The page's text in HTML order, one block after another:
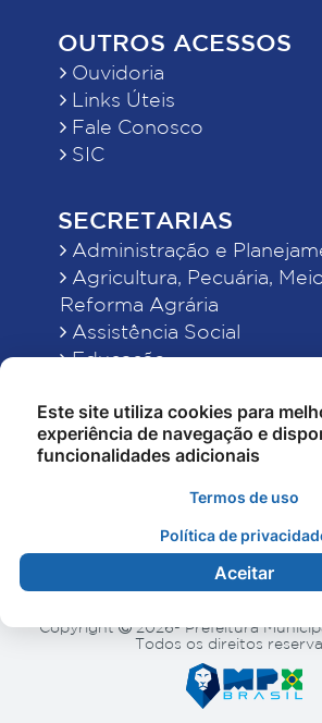
OUTROS ACESSOS
Ouvidoria
Links Úteis
Fale Conosco
SIC
SECRETARIAS
Administração e
Agricultura, Pecuária,
Reforma Agrária
Assistência Social
Educação
Finanças
Indústria, Comércio,
Tecnologia
Obras Públicas, Estradas
Saúde
Copyright
2026- Prefeitura
Todos os direitos
Este site utiliza cookies para
experiência de navegação e
funcionalidades adicionais
Termos de uso
Política de
Aceitar